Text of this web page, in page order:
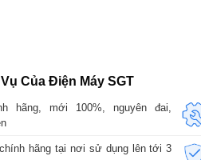
Của Điện Máy SGT
hãng, mới 100%, nguyên đai,
hãng tại nơi sử dụng lên tới 3